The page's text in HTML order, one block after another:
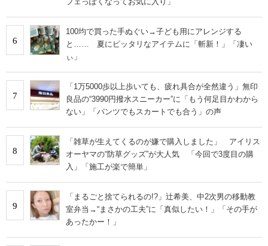
6
100均で買った手ぬぐい→子ども用にアレンジする
と…… 夏にピッタリなアイテムに「斬新！」「凄い
ぃ」
7
「1万5000歩以上歩いても、疲れ具合が全然違う」無印
良品の“3990円撥水スニーカー”に「もう何足目かわから
ない」「パンツでもスカートでも合う」の声
8
「雑草が生えてくるのが嫌で購入しました」 アイリス
オーヤマの“防草グッズ”が大人気 「今回で3度目の購
入」「施工が楽で簡単」
9
「まるごと捨てられるの!?」辻希美、中2次男の移動教
室弁当→“まさかの工夫”に「真似したい！」「その手が
あったかー！」